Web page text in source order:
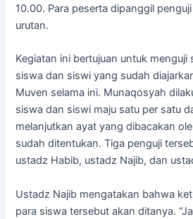
10.00. Para peserta dipanggil
urutan.
Kegiatan ini bertujuan untuk menguji
siswa dan siswi yang sudah
Muven selama ini. Munaqosyah
siswa dan siswi maju satu per satu
melanjutkan ayat yang dibacakan
sudah ditentukan. Tiga penguji
ustadz Habib, ustadz Najib, dan
Ustadz Najib mengatakan bahwa
para siswa tersebut akan ditanya.